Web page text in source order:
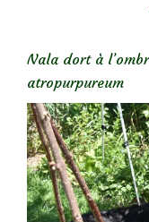
Nala dort à
atropurpureum